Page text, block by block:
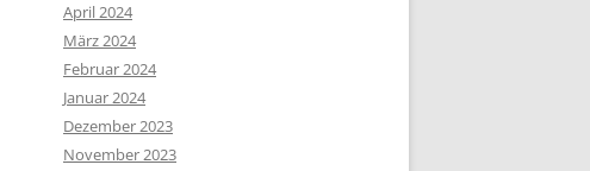
April 2024
März 2024
Februar 2024
Januar 2024
Dezember 2023
November 2023